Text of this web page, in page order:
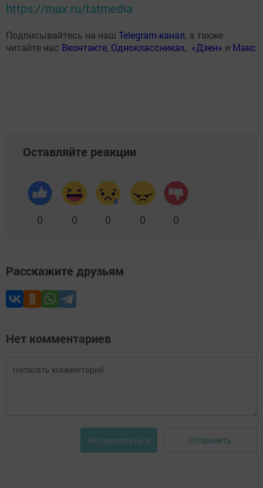
https://max.ru/tatmedia
Подписывайтесь на наш Telegram-канал, а также
читайте нас Вконтакте, Одноклассниках, «Дзен» и Макс
Оставляйте реакции
0 0 0 0 0
Расскажите друзьям
Нет комментариев
Авторизоваться Отправить